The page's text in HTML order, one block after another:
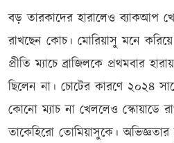
বড় তারকাদের হারালেও ব্যাকআপ
রাখছেন কোচ। মোরিয়াসু মনে
প্রীতি ম্যাচে ব্রাজিলকে প্রথমবার
ছিলেন না। চোটের কারণে ২০২৪
কোনো ম্যাচ না খেললেও স্কোয়াডে
তাকেহিরো তোমিয়াসুকে।